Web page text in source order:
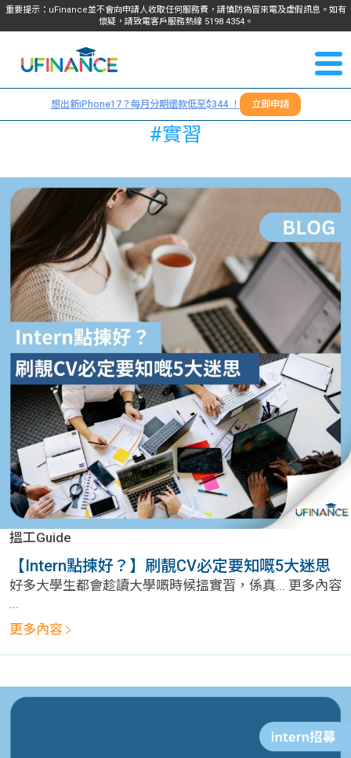
重要提示：uFinance並不會向申請人收取任何服務費，請慎防偽冒來電及虛假訊息。如有
懷疑，請致電客戶服務熱線 5198 4354。
我們
服務
學生
貸款
貸款
計算
機
學生
故事
分享
大學
生學
學生
資訊
Blog
大專
生筍
工推
介
搵工
Gui
de
常見
問題
學生
福利
uFina
nce
校園
贊助
聯絡
我們
們
＋
想出新iPhone17？每月分期還款低至$344 ！ 立即申請
#實習
搵工Guide
【Intern點揀好？】刷靚CV必定要知嘅5大迷思
好多大學生都會趁讀大學嘅時候搵實習，係真... 更多內容
...
更多內容